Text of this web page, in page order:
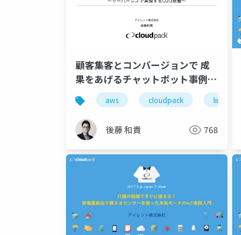
顧客集客とコンバージョンで 成
果をあげるチャットボット事例
〜サーバーレスで実現するO2O基
盤〜
aws cloudpack line
後藤 和貴 768